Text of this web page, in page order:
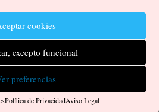
cookies
excepto funcional
preferencias
Política de PrivacidadAviso Legal
mucha reflexión… la palabra que
Y, sobre todo, siempre